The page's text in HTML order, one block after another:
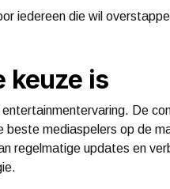
iedereen die wil
keuze is
De
beste mediaspelers op de
regelmatige updates en